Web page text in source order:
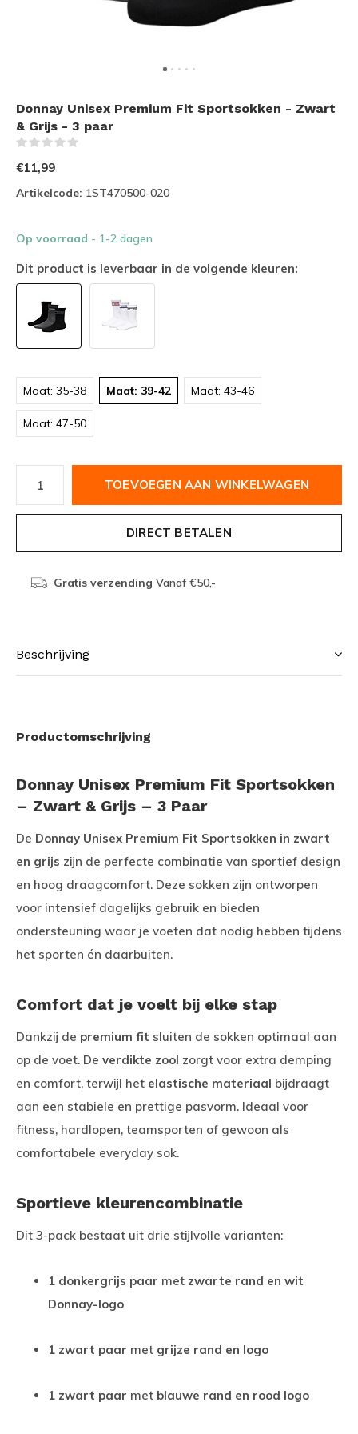
Donnay Unisex Premium Fit Sportsokken - Zwart
& Grijs - 3 paar
€11,99
Artikelcode: 1ST470500-020
Op voorraad - 1-2 dagen
Dit product is leverbaar in de volgende kleuren:
Maat: 35-38 Maat: 39-42 Maat: 43-46
Maat: 47-50
TOEVOEGEN AAN WINKELWAGEN
DIRECT BETALEN
Gratis verzending Vanaf €50,-
Beschrijving
Productomschrijving
Donnay Unisex Premium Fit Sportsokken
– Zwart & Grijs – 3 Paar
De Donnay Unisex Premium Fit Sportsokken in zwart
en grijs zijn de perfecte combinatie van sportief design
en hoog draagcomfort. Deze sokken zijn ontworpen
voor intensief dagelijks gebruik en bieden
ondersteuning waar je voeten dat nodig hebben tijdens
het sporten én daarbuiten.
Comfort dat je voelt bij elke stap
Dankzij de premium fit sluiten de sokken optimaal aan
op de voet. De verdikte zool zorgt voor extra demping
en comfort, terwijl het elastische materiaal bijdraagt
aan een stabiele en prettige pasvorm. Ideaal voor
fitness, hardlopen, teamsporten of gewoon als
comfortabele everyday sok.
Sportieve kleurencombinatie
Dit 3-pack bestaat uit drie stijlvolle varianten:
1 donkergrijs paar met zwarte rand en wit
Donnay-logo
1 zwart paar met grijze rand en logo
1 zwart paar met blauwe rand en rood logo